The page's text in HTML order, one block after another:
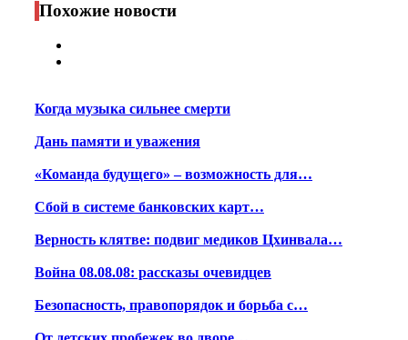
Похожие новости
Когда музыка сильнее смерти
Дань памяти и уважения
«Команда будущего» – возможность для…
Сбой в системе банковских карт…
Верность клятве: подвиг медиков Цхинвала…
Война 08.08.08: рассказы очевидцев
Безопасность, правопорядок и борьба с…